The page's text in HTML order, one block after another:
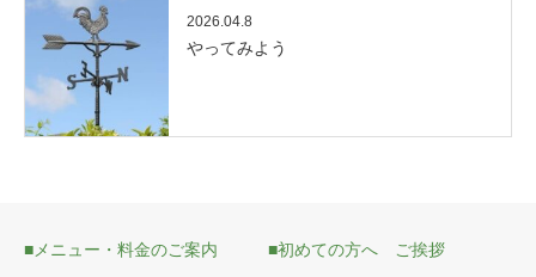
2026.04.8
やってみよう
■メニュー・料金のご案内 ■初めての方へ ご挨拶